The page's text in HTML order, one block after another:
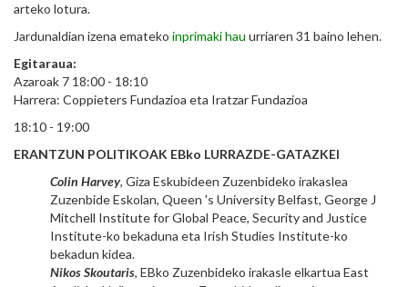
arteko lotura.
Jardunaldian izena emateko inprimaki hau urriaren 31 baino lehen.
Egitaraua:
Azaroak 7 18:00 - 18:10
Harrera: Coppieters Fundazioa eta Iratzar Fundazioa
18:10 - 19:00
ERANTZUN POLITIKOAK EBko LURRAZDE-GATAZKEI
Colin Harvey, Giza Eskubideen Zuzenbideko irakaslea
Zuzenbide Eskolan, Queen 's University Belfast, George J
Mitchell Institute for Global Peace, Security and Justice
Institute-ko bekaduna eta Irish Studies Institute-ko
bekadun kidea.
Nikos Skoutaris, EBko Zuzenbideko irakasle elkartua East